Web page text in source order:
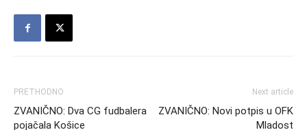
PRETHODNO
ZVANIČNO: Dva CG fudbalera
pojačala Košice
Next article
ZVANIČNO: Novi potpis u OFK
Mladost